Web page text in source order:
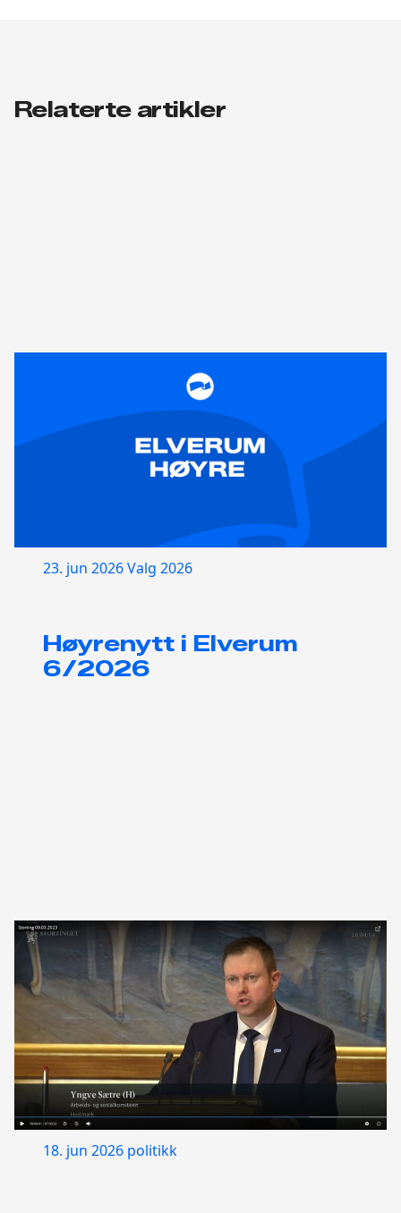
Relaterte artikler
23. jun 2026Valg 2026
Høyrenytt i Elverum
6/2026
18. jun 2026 politikk